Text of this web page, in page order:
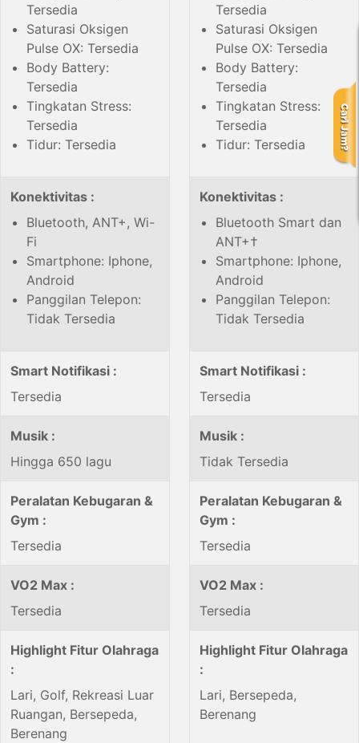
Tersedia
Saturasi Oksigen
Pulse OX: Tersedia
Body Battery:
Tersedia
Tingkatan Stress:
Tersedia
Tidur: Tersedia
Tersedia
Saturasi Oksigen
Pulse OX: Tersedia
Body Battery:
Tersedia
Tingkatan Stress:
Tersedia
Tidur: Tersedia
Konektivitas :
Bluetooth, ANT+, Wi-
Fi
Smartphone: Iphone,
Android
Panggilan Telepon:
Tidak Tersedia
Konektivitas :
Bluetooth Smart dan
ANT+†
Smartphone: Iphone,
Android
Panggilan Telepon:
Tidak Tersedia
Smart Notifikasi :
Tersedia
Smart Notifikasi :
Tersedia
Musik :
Hingga 650 lagu
Musik :
Tidak Tersedia
Peralatan Kebugaran &
Gym :
Tersedia
Peralatan Kebugaran &
Gym :
Tersedia
VO2 Max :
Tersedia
VO2 Max :
Tersedia
Highlight Fitur Olahraga
:
Lari, Golf, Rekreasi Luar
Ruangan, Bersepeda,
Berenang
Highlight Fitur Olahraga
:
Lari, Bersepeda,
Berenang